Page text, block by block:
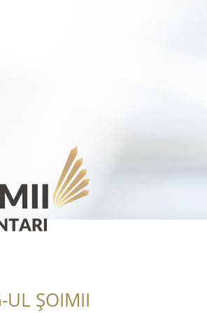
UL ȘOIMII